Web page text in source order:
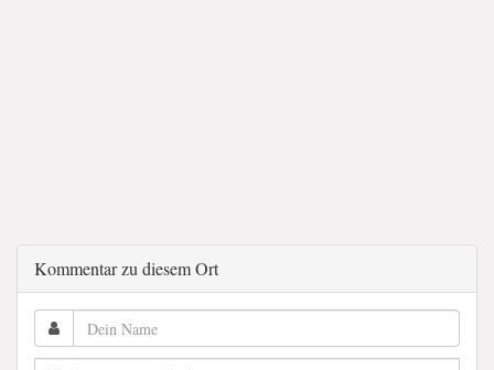
Kommentar zu diesem Ort